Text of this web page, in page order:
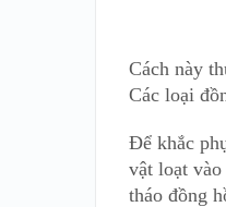
Cách này
Các loại
Để khắc
vật loạt
tháo đồng